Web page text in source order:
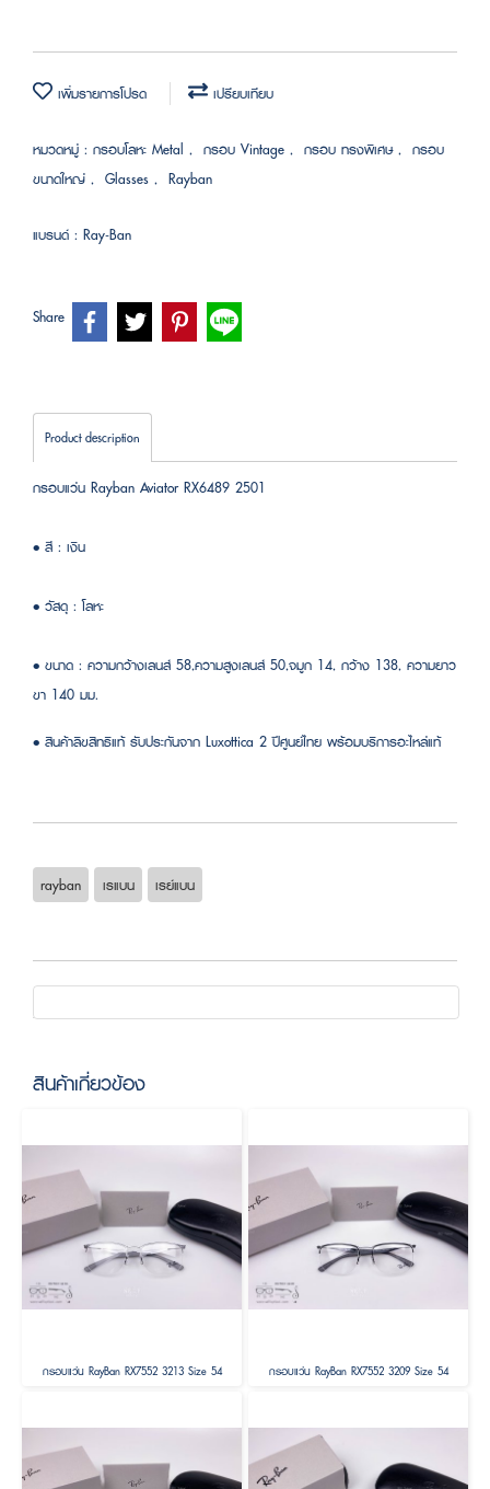
เพิ่มรายการโปรด เปรียบเทียบ
หมวดหมู่ : กรอบโลหะ Metal , กรอบ Vintage , กรอบ ทรงพิเศษ, กรอบ
ขนาดใหญ่ , Glasses , Rayban
แบรนด์ : Ray-Ban
Share
Product description
กรอบแว่น Rayban Aviator RX6489 2501
• สี : เงิน
• วัสดุ : โลหะ
• ขนาด : ความกว้างเลนส์ 58,ความสูงเลนส์ 50,จมูก 14, กว้าง 138, ความยาว
ขา 140 มม.
• สินค้าลิขสิทธิแท้ รับประกันจาก Luxottica 2 ปีศูนย์ไทย พร้อมบริการอะไหล่แท้
rayban เรแบน เรย์แบน
สินค้าเกี่ยวข้อง
กรอบแว่น RayBan RX7552 3213 Size 54 กรอบแว่น RayBan RX7552 3209 Size 54